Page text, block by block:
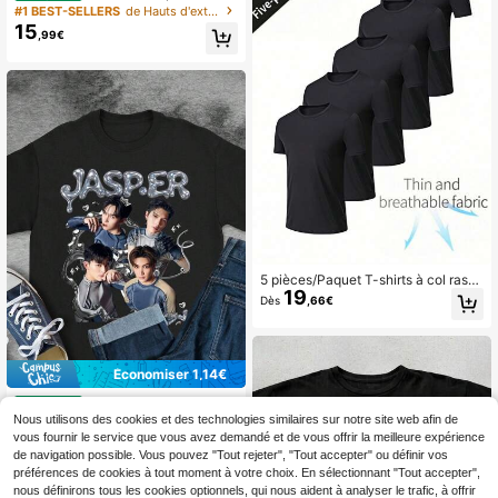
ardeurs de sport décontractés pour
hommes, col rond, couleur unie, pac
k de hauts d'entraînement basique
course, respirants, légers, pour la sa
lle de sport
#1 BEST-SELLERS de Hauts d'extérieur pour hommes
15 ,99€
Économiser 1,14€
R T-shirt pour fans du boys band th
aïlandais Jasper GMMTV Joong Ao
u Santa Pond Tpop 100 coton noir u
nisexe
13,71€ -7% 14,85€
5 pièces/Paquet T-shirts à col ras-d
u-cou ultra-fins pour hommes, léger
s et énergiques, convenant pour la
Dès 19 ,66€
Nous utilisons des cookies et des technologies similaires sur notre site web afin de
vous fournir le service que vous avez demandé et de vous offrir la meilleure expérience
de navigation possible. Vous pouvez "Tout rejeter", "Tout accepter" ou définir vos
préférences de cookies à tout moment à votre choix. En sélectionnant "Tout accepter",
nous définirons tous les cookies optionnels, qui nous aident à analyser le trafic, à offrir